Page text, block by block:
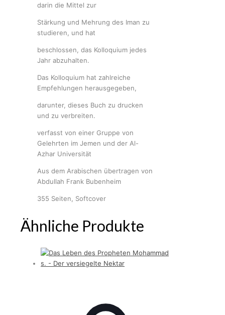
darin die Mittel zur
Stärkung und Mehrung des Iman zu
studieren, und hat
beschlossen, das Kolloquium jedes
Jahr abzuhalten.
Das Kolloquium hat zahlreiche
Empfehlungen herausgegeben,
darunter, dieses Buch zu drucken
und zu verbreiten.
verfasst von einer Gruppe von
Gelehrten im Jemen und der Al-
Azhar Universität
Aus dem Arabischen übertragen von
Abdullah Frank Bubenheim
355 Seiten, Softcover
Ähnliche Produkte